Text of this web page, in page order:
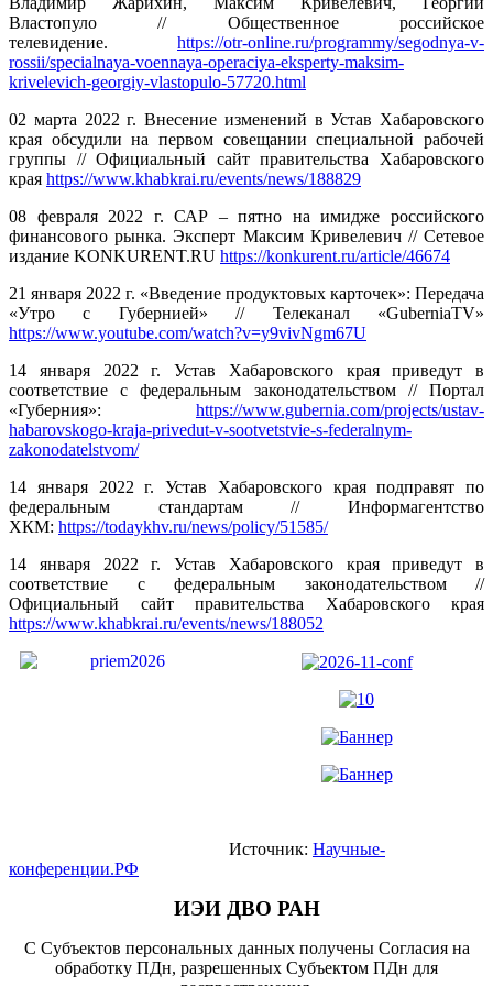
Властопуло // Общественное российское
телевидение. https://otr-online.ru/programmy/segodnya-v-
rossii/specialnaya-voennaya-operaciya-eksperty-maksim-
krivelevich-georgiy-vlastopulo-57720.html
02 марта 2022 г. Внесение изменений в Устав Хабаровского
края обсудили на первом совещании специальной рабочей
группы // Официальный сайт правительства Хабаровского
края https://www.khabkrai.ru/events/news/188829
08 февраля 2022 г. САР – пятно на имидже российского
финансового рынка. Эксперт Максим Кривелевич // Сетевое
издание KONKURENT.RU https://konkurent.ru/article/46674
21 января 2022 г. «Введение продуктовых карточек»: Передача
«Утро с Губернией» // Телеканал «GuberniaTV»
https://www.youtube.com/watch?v=y9vivNgm67U
14 января 2022 г. Устав Хабаровского края приведут в
соответствие с федеральным законодательством // Портал
«Губерния»: https://www.gubernia.com/projects/ustav-
habarovskogo-kraja-privedut-v-sootvetstvie-s-federalnym-
zakonodatelstvom/
14 января 2022 г. Устав Хабаровского края подправят по
федеральным стандартам // Информагентство
ХКМ: https://todaykhv.ru/news/policy/51585/
14 января 2022 г. Устав Хабаровского края приведут в
соответствие с федеральным законодательством //
Официальный сайт правительства Хабаровского края
https://www.khabkrai.ru/events/news/188052
Источник: Научные-
конференции.РФ
ИЭИ ДВО РАН
С Субъектов персональных данных получены Согласия на
обработку ПДн, разрешенных Субъектом ПДн для